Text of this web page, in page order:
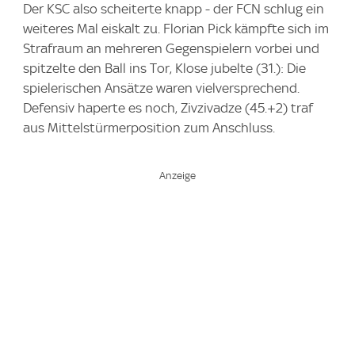
Der KSC also scheiterte knapp - der FCN schlug ein
weiteres Mal eiskalt zu. Florian Pick kämpfte sich im
Strafraum an mehreren Gegenspielern vorbei und
spitzelte den Ball ins Tor, Klose jubelte (31.): Die
spielerischen Ansätze waren vielversprechend.
Defensiv haperte es noch, Zivzivadze (45.+2) traf
aus Mittelstürmerposition zum Anschluss.